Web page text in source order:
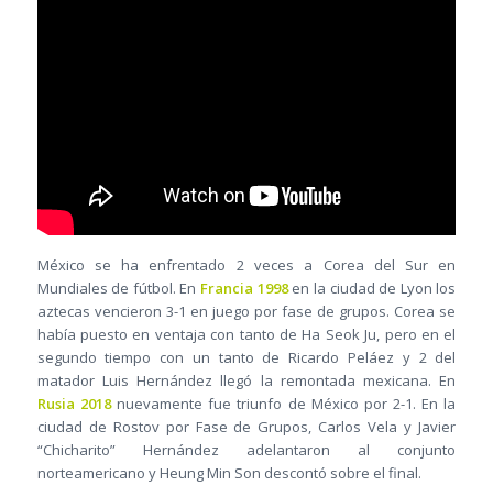
México se ha enfrentado 2 veces a Corea del Sur en
Mundiales de fútbol. En Francia 1998en la ciudad de Lyon los
aztecas vencieron 3-1 en juego por fase de grupos. Corea se
había puesto en ventaja con tanto de Ha Seok Ju, pero en el
segundo tiempo con un tanto de Ricardo Peláez y 2 del
matador Luis Hernández llegó la remontada mexicana. En
Rusia 2018nuevamente fue triunfo de México por 2-1. En la
ciudad de Rostov por Fase de Grupos, Carlos Vela y Javier
“Chicharito” Hernández adelantaron al conjunto
norteamericano y Heung Min Son descontó sobre el final.